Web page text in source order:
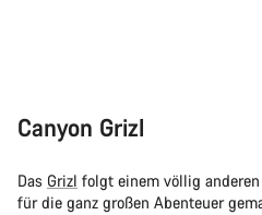
Canyon Grizl
Das Grizl folgt einem völlig
für die ganz großen Abenteuer